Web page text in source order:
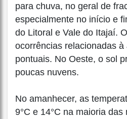
para chuva, no geral de
especialmente no início e
do Litoral e Vale do Itajaí.
ocorrências relacionadas à
pontuais. No Oeste, o sol
poucas nuvens.
No amanhecer, as
9°C e 14°C na maioria